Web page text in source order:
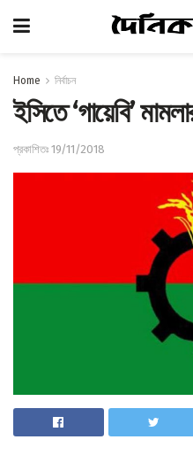
Home নির্বাচন
ইসিতে ‘গায়েবি’
প্রকাশিতঃ 19/11/2018